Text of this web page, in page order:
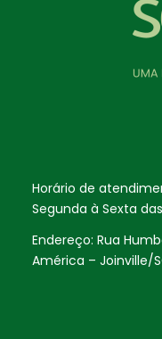
Horário de
Segunda à Sexta
Endereço: Rua
América – Joinville/